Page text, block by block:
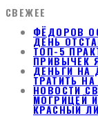
СВЕЖЕЕ
ФЁДОРОВ
ДЕНЬ
ТОП-5
ПРИВЫЧЕК
ДЕНЬГИ НА
ТРАТИТЬ
НОВОСТИ
МОГРИЦЕЙ
КРАСНЫЙ